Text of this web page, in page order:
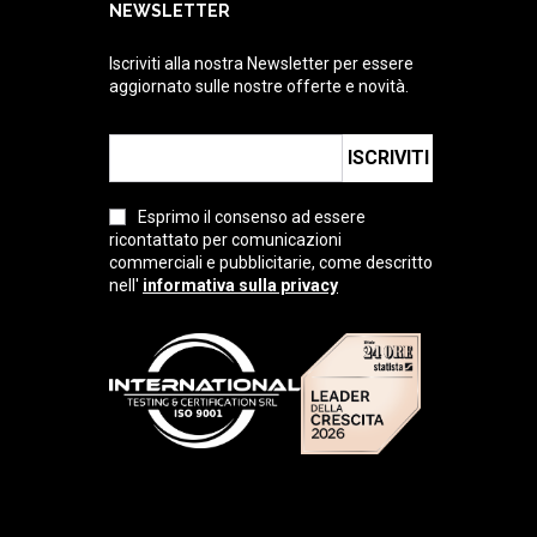
NEWSLETTER
Iscriviti alla nostra Newsletter per essere
aggiornato sulle nostre offerte e novità.
ISCRIVITI
Esprimo il consenso ad essere
ricontattato per comunicazioni
commerciali e pubblicitarie, come descritto
nell' informativa sulla privacy